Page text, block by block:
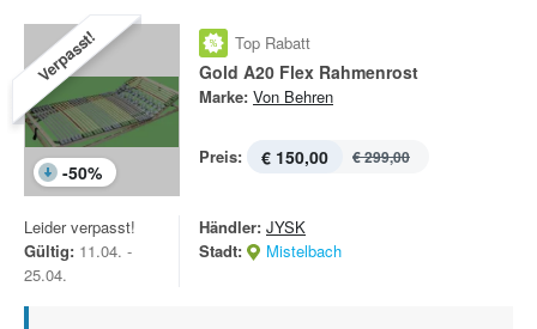
Verpasst!
-50%
Top Rabatt
Gold A20 Flex Rahmenrost
Marke: Von Behren
Preis: € 150,00 € 299,00
Leider verpasst!
Gültig: 11.04. -
25.04.
Händler: JYSK
Stadt:
Mistelbach